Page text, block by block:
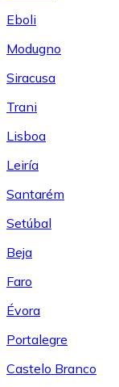
Eboli
Modugno
Siracusa
Trani
Lisboa
Leiría
Santarém
Setúbal
Beja
Faro
Évora
Portalegre
Castelo Branco